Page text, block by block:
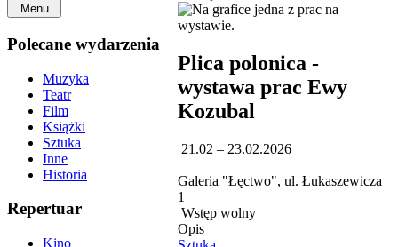
Menu
Polecane wydarzenia
Muzyka
Teatr
Film
Książki
Sztuka
Inne
Historia
Repertuar
Kino
Plica polonica -
wystawa prac Ewy
Kozubal
21.02 – 23.02.2026
Galeria "Łęctwo", ul. Łukaszewicza
1
Wstęp wolny
Opis